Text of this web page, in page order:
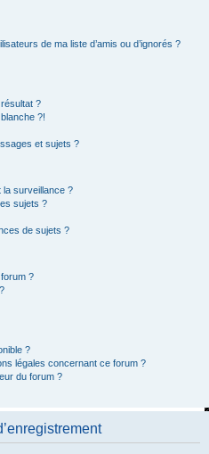
de ma liste d’amis ou d’ignorés ?
?
?!
et sujets ?
la surveillance ?
sujets ?
de sujets ?
?
?
légales concernant ce forum ?
du forum ?